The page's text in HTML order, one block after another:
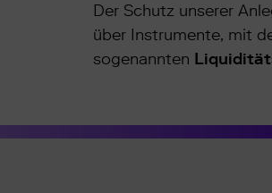
Der Schutz unserer
über Instrumente, mit
sogenannten